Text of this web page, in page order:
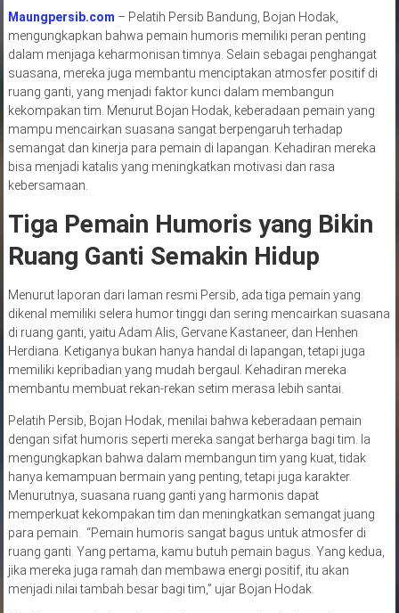
Maungpersib.com – Pelatih Persib Bandung, Bojan Hodak,
mengungkapkan bahwa pemain humoris memiliki peran penting
dalam menjaga keharmonisan timnya. Selain sebagai penghangat
suasana, mereka juga membantu menciptakan atmosfer positif di
ruang ganti, yang menjadi faktor kunci dalam membangun
kekompakan tim. Menurut Bojan Hodak, keberadaan pemain yang
mampu mencairkan suasana sangat berpengaruh terhadap
semangat dan kinerja para pemain di lapangan. Kehadiran mereka
bisa menjadi katalis yang meningkatkan motivasi dan rasa
kebersamaan.
Tiga Pemain Humoris yang Bikin
Ruang Ganti Semakin Hidup
Menurut laporan dari laman resmi Persib, ada tiga pemain yang
dikenal memiliki selera humor tinggi dan sering mencairkan suasana
di ruang ganti, yaitu Adam Alis, Gervane Kastaneer, dan Henhen
Herdiana. Ketiganya bukan hanya handal di lapangan, tetapi juga
memiliki kepribadian yang mudah bergaul. Kehadiran mereka
membantu membuat rekan-rekan setim merasa lebih santai.
Pelatih Persib, Bojan Hodak, menilai bahwa keberadaan pemain
dengan sifat humoris seperti mereka sangat berharga bagi tim. Ia
mengungkapkan bahwa dalam membangun tim yang kuat, tidak
hanya kemampuan bermain yang penting, tetapi juga karakter.
Menurutnya, suasana ruang ganti yang harmonis dapat
memperkuat kekompakan tim dan meningkatkan semangat juang
para pemain. “Pemain humoris sangat bagus untuk atmosfer di
ruang ganti. Yang pertama, kamu butuh pemain bagus. Yang kedua,
jika mereka juga ramah dan membawa energi positif, itu akan
menjadi nilai tambah besar bagi tim,” ujar Bojan Hodak.